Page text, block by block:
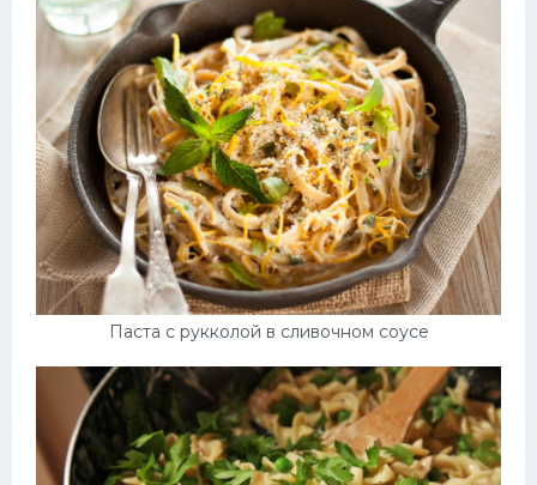
Паста с рукколой в сливочном соусе